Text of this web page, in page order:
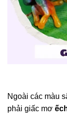
Ngoài các màu
phải giấc mơ